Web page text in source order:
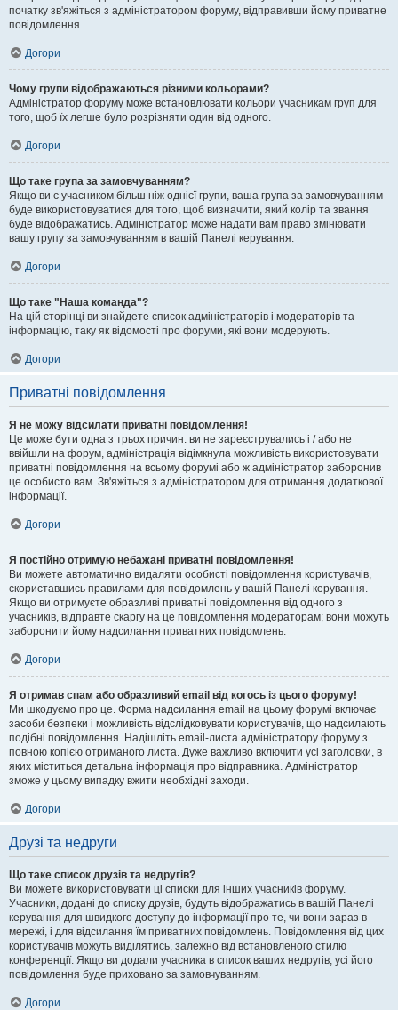
початку зв'яжіться з адміністратором форуму, відправивши йому приватне
повідомлення.
Догори
Чому групи відображаються різними кольорами?
Адміністратор форуму може встановлювати кольори учасникам груп для
того, щоб їх легше було розрізняти один від одного.
Догори
Що таке група за замовчуванням?
Якщо ви є учасником більш ніж однієї групи, ваша група за замовчуванням
буде використовуватися для того, щоб визначити, який колір та звання
буде відображатись. Адміністратор може надати вам право змінювати
вашу групу за замовчуванням в вашій Панелі керування.
Догори
Що таке "Наша команда"?
На цій сторінці ви знайдете список адміністраторів і модераторів та
інформацію, таку як відомості про форуми, які вони модерують.
Догори
Приватні повідомлення
Я не можу відсилати приватні повідомлення!
Це може бути одна з трьох причин: ви не зареєструвались і / або не
ввійшли на форум, адміністрація відімкнула можливість використовувати
приватні повідомлення на всьому форумі або ж адміністратор заборонив
це особисто вам. Зв'яжіться з адміністратором для отримання додаткової
інформації.
Догори
Я постійно отримую небажані приватні повідомлення!
Ви можете автоматично видаляти особисті повідомлення користувачів,
скориставшись правилами для повідомлень у вашій Панелі керування.
Якщо ви отримуєте образливі приватні повідомлення від одного з
учасників, відправте скаргу на це повідомлення модераторам; вони можуть
заборонити йому надсилання приватних повідомлень.
Догори
Я отримав спам або образливий email від когось із цього форуму!
Ми шкодуємо про це. Форма надсилання email на цьому форумі включає
засоби безпеки і можливість відслідковувати користувачів, що надсилають
подібні повідомлення. Надішліть email-листа адміністратору форуму з
повною копією отриманого листа. Дуже важливо включити усі заголовки, в
яких міститься детальна інформація про відправника. Адміністратор
зможе у цьому випадку вжити необхідні заходи.
Догори
Друзі та недруги
Що таке список друзів та недругів?
Ви можете використовувати ці списки для інших учасників форуму.
Учасники, додані до списку друзів, будуть відображатись в вашій Панелі
керування для швидкого доступу до інформації про те, чи вони зараз в
мережі, і для відсилання їм приватних повідомлень. Повідомлення від цих
користувачів можуть виділятись, залежно від встановленого стилю
конференції. Якщо ви додали учасника в список ваших недругів, усі його
повідомлення буде приховано за замовчуванням.
Догори